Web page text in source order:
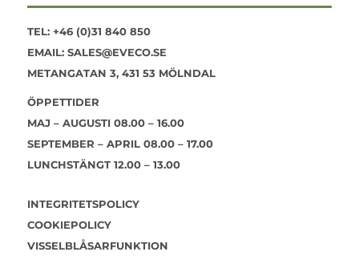
TEL: +46 (0)31 840 850
EMAIL: SALES@EVECO.SE
METANGATAN 3, 431 53 MÖLNDAL
ÖPPETTIDER
MAJ – AUGUSTI 08.00 – 16.00
SEPTEMBER – APRIL 08.00 – 17.00
LUNCHSTÄNGT 12.00 – 13.00
INTEGRITETSPOLICY
COOKIEPOLICY
VISSELBLÅSARFUNKTION